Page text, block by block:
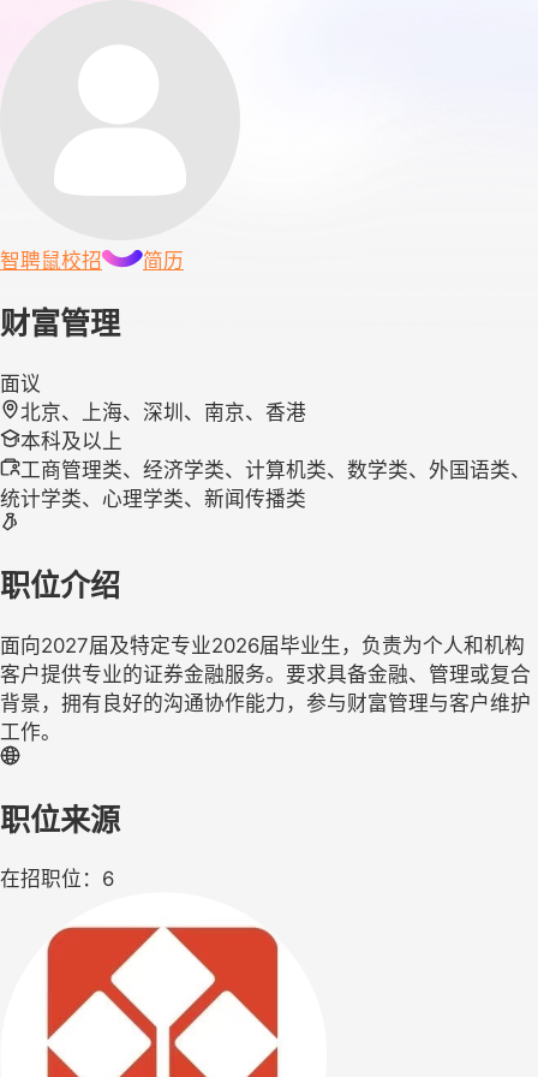
智聘鼠校招 简历
财富管理
面议
北京、上海、深圳、南京、香港
本科及以上
工商管理类、经济学类、计算机类、数学类、外国语类、
统计学类、心理学类、新闻传播类
职位介绍
面向2027届及特定专业2026届毕业生，负责为个人和机构
客户提供专业的证券金融服务。要求具备金融、管理或复合
背景，拥有良好的沟通协作能力，参与财富管理与客户维护
工作。
职位来源
在招职位：6